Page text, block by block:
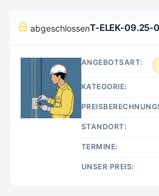
abgeschlossen
ANGEBOTSART:
KATEGORIE:
STANDORT:
TERMINE:
UNSER PREIS: